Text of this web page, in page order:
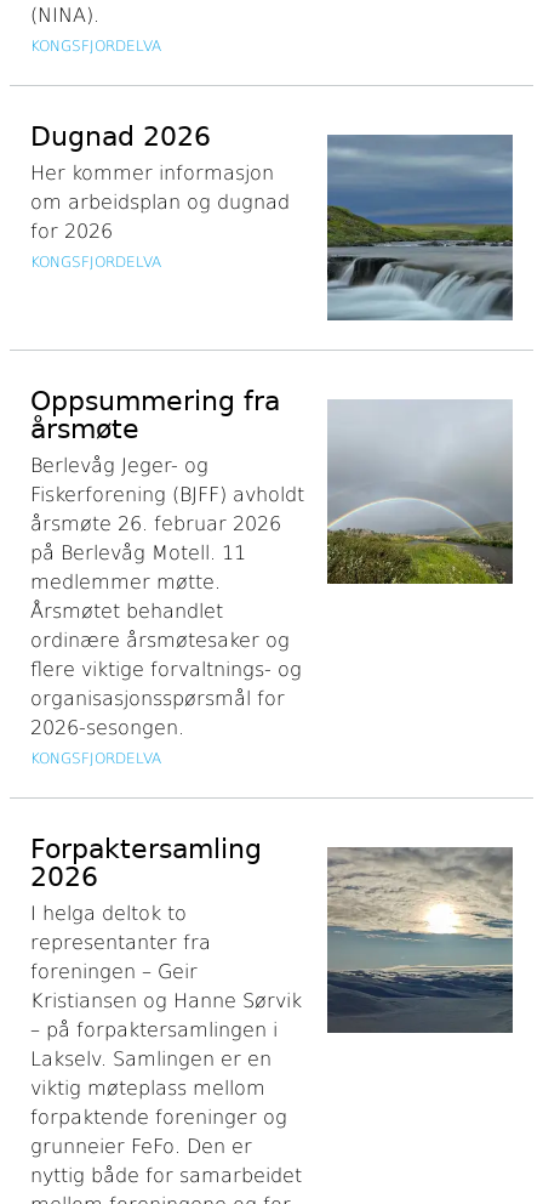
(NINA).
KONGSFJORDELVA
Dugnad 2026
Her kommer informasjon
om arbeidsplan og dugnad
for 2026
KONGSFJORDELVA
Oppsummering fra
årsmøte
Berlevåg Jeger- og
Fiskerforening (BJFF) avholdt
årsmøte 26. februar 2026
på Berlevåg Motell. 11
medlemmer møtte.
Årsmøtet behandlet
ordinære årsmøtesaker og
flere viktige forvaltnings- og
organisasjonsspørsmål for
2026-sesongen.
KONGSFJORDELVA
Forpaktersamling
2026
I helga deltok to
representanter fra
foreningen – Geir
Kristiansen og Hanne Sørvik
– på forpaktersamlingen i
Lakselv. Samlingen er en
viktig møteplass mellom
forpaktende foreninger og
grunneier FeFo. Den er
nyttig både for samarbeidet